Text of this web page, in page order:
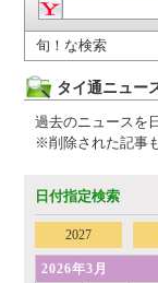
旬！な検索
タイ通ニュー
過去のニュースを
※削除された記事
日付指定検索
2027
2026年3月